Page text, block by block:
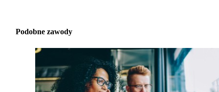
Podobne zawody